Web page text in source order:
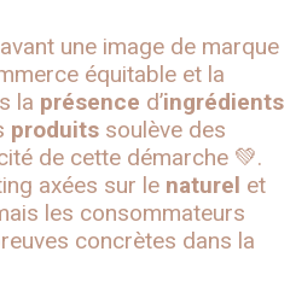
une image de marque
équitable et la
la présence d’ingrédients
produits soulève des
de cette démarche 💚.
axées sur le naturel et
les consommateurs
concrètes dans la